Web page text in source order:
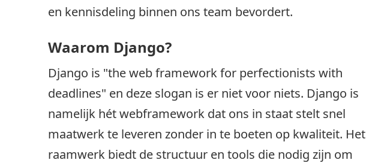
en kennisdeling binnen ons team bevordert.
Waarom Django?
Django is "the web framework for perfectionists with
deadlines" en deze slogan is er niet voor niets. Django is
namelijk hét webframework dat ons in staat stelt snel
maatwerk te leveren zonder in te boeten op kwaliteit. Het
raamwerk biedt de structuur en tools die nodig zijn om